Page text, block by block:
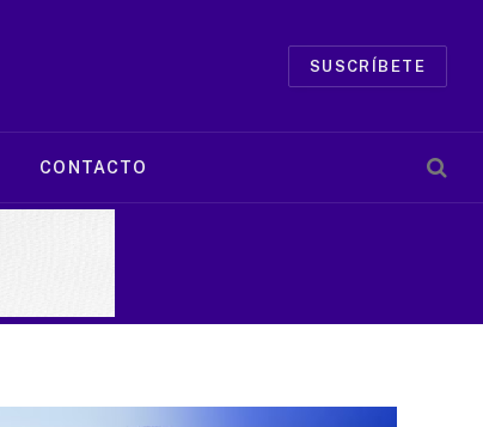
SUSCRÍBETE
CONTACTO